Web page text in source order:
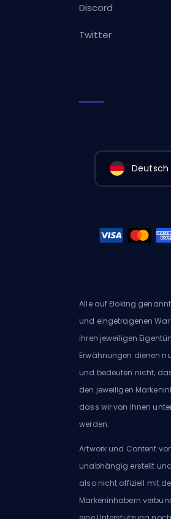
Discord
Twitter
Deutsch
Alle auf Eloking
und eingetragenen
ihren jeweiligen
Erwähnungen dienen
und bedeuten nicht,
den jeweiligen
dass wir von ihnen
werden.
Artwork und Content
unabhängig erstellt
also nicht offiziell mit
Markeninhabern